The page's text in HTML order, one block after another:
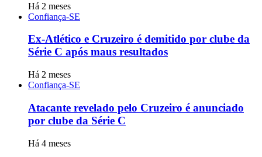
Há 2 meses
Confiança-SE
Ex-Atlético e Cruzeiro é demitido por clube da
Série C após maus resultados
Há 2 meses
Confiança-SE
Atacante revelado pelo Cruzeiro é anunciado
por clube da Série C
Há 4 meses